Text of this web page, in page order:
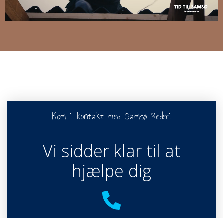
Kom i kontakt med Samsø Rederi
Vi sidder klar til at
hjælpe dig